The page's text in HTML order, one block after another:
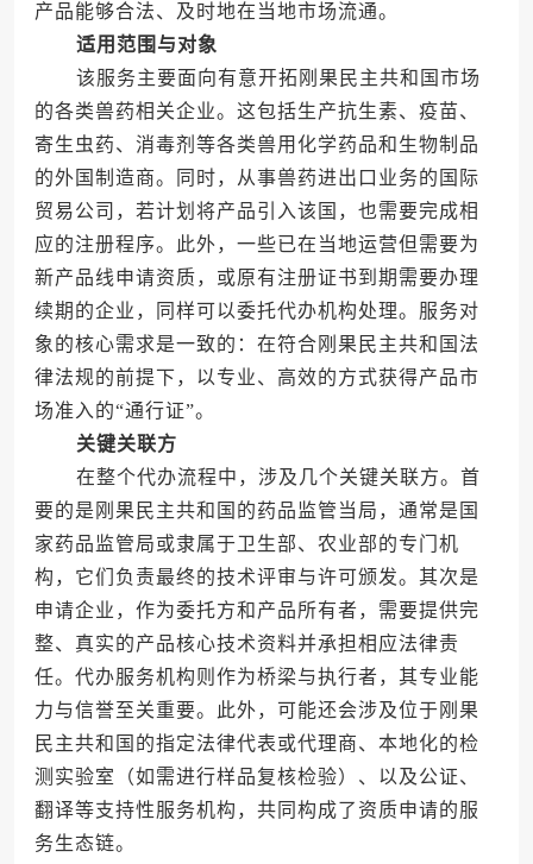
产品能够合法、及时地在当地市场流通。
适用范围与对象
该服务主要面向有意开拓刚果民主共和国市场
的各类兽药相关企业。这包括生产抗生素、疫苗、
寄生虫药、消毒剂等各类兽用化学药品和生物制品
的外国制造商。同时，从事兽药进出口业务的国际
贸易公司，若计划将产品引入该国，也需要完成相
应的注册程序。此外，一些已在当地运营但需要为
新产品线申请资质，或原有注册证书到期需要办理
续期的企业，同样可以委托代办机构处理。服务对
象的核心需求是一致的：在符合刚果民主共和国法
律法规的前提下，以专业、高效的方式获得产品市
场准入的“通行证”。
关键关联方
在整个代办流程中，涉及几个关键关联方。首
要的是刚果民主共和国的药品监管当局，通常是国
家药品监管局或隶属于卫生部、农业部的专门机
构，它们负责最终的技术评审与许可颁发。其次是
申请企业，作为委托方和产品所有者，需要提供完
整、真实的产品核心技术资料并承担相应法律责
任。代办服务机构则作为桥梁与执行者，其专业能
力与信誉至关重要。此外，可能还会涉及位于刚果
民主共和国的指定法律代表或代理商、本地化的检
测实验室（如需进行样品复核检验）、以及公证、
翻译等支持性服务机构，共同构成了资质申请的服
务生态链。